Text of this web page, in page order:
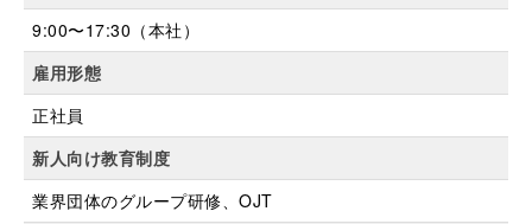
9:00〜17:30（本社）
雇用形態
正社員
新人向け教育制度
業界団体のグループ研修、OJT